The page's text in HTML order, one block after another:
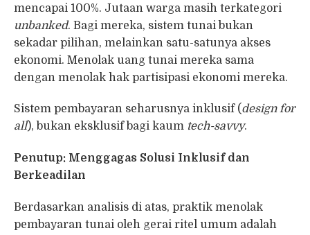
mencapai 100%. Jutaan warga masih terkategori
unbanked. Bagi mereka, sistem tunai bukan
sekadar pilihan, melainkan satu-satunya akses
ekonomi. Menolak uang tunai mereka sama
dengan menolak hak partisipasi ekonomi mereka.
Sistem pembayaran seharusnya inklusif (design for
all), bukan eksklusif bagi kaum tech-savvy.
Penutup: Menggagas Solusi Inklusif dan
Berkeadilan
Berdasarkan analisis di atas, praktik menolak
pembayaran tunai oleh gerai ritel umum adalah